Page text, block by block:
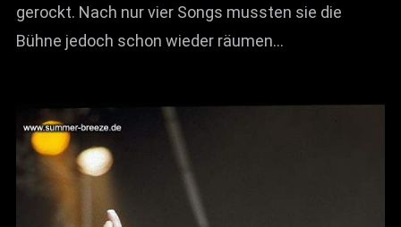
gerockt. Nach nur vier Songs mussten sie die
Bühne jedoch schon wieder räumen…